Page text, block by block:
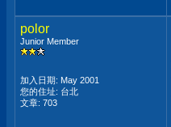
polor
Junior Member
加入日期: May 2001
您的住址: 台北
文章: 703